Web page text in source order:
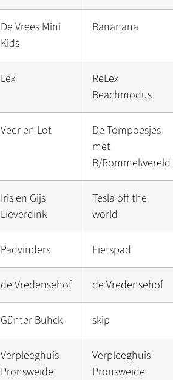
De Vrees Mini
Kids
Bananana
Lex
ReLex
Beachmodus
Veer en Lot
De Tompoesjes
met
B/Rommelwereld
Iris en Gijs
Lieverdink
Tesla off the
world
Padvinders Fietspad
de Vredensehof de Vredensehof
Günter Buhck skip
Verpleeghuis
Pronsweide
Verpleeghuis
Pronsweide